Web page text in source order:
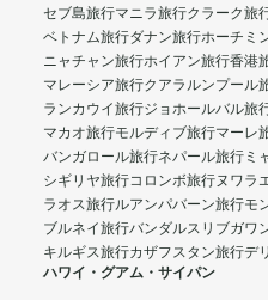
セブ島旅行マニラ旅行クラーク旅
ベトナム旅行ダナン旅行ホーチミ
ニャチャン旅行ホイアン旅行香港
マレーシア旅行クアラルンプール
ランカウイ旅行ジョホールバル旅
マカオ旅行モルディブ旅行マーレ
バンガロール旅行ネパール旅行 ミ
シギリヤ旅行コロンボ旅行ヌワラ
ラオス旅行ルアンパバーン旅行モ
ブルネイ旅行バンダルスリブガワ
キルギス旅行カザフスタン旅行デ
ハワイ・グアム・サイパン